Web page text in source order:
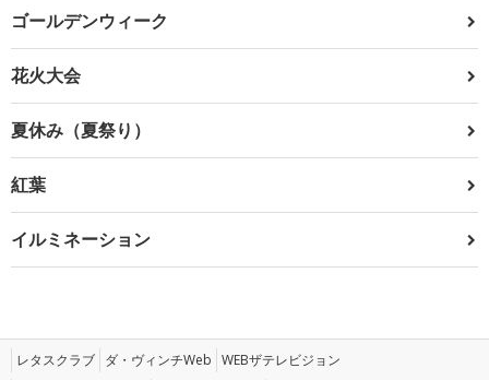
ゴールデンウィーク
花火大会
夏休み（夏祭り）
紅葉
イルミネーション
レタスクラブ ダ・ヴィンチWeb WEBザテレビジョン